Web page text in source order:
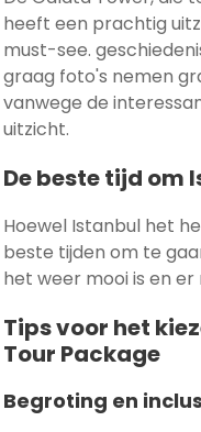
heeft een prachtig
must-see.
graag foto's nemen
vanwege de
uitzicht.
De beste tijd om
Hoewel Istanbul het
beste tijden om te
het weer mooi is en er
Tips voor het
Tour Package
Begroting en